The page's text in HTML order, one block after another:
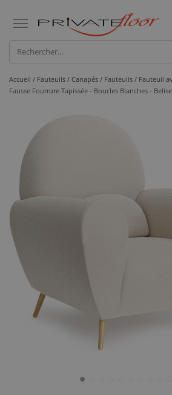
Accueil / Fauteuils / Canapés / Fauteuils / Fauteuil
Fausse Fourrure Tapissée - Boucles Blanches - Belise